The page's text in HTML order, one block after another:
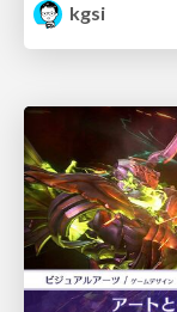
kgsi